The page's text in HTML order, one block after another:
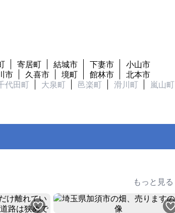
寄居町 結城市 下妻市
小山市
市 久喜市 境町 館林市
北本市
代田町 大泉町 邑楽町 滑川町
嵐山町
もっと見る